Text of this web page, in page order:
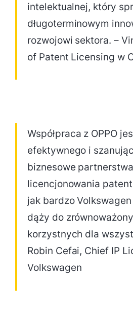
intelektualnej, który
długoterminowym
rozwojowi sektora. –
of Patent Licensing w
Współpraca z OPPO
efektywnego i
biznesowe
licencjonowania
jak bardzo
dąży do
korzystnych dla
Robin Cefai, Chief IP
Volkswagen